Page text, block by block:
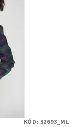
KÓD: 32693_ML